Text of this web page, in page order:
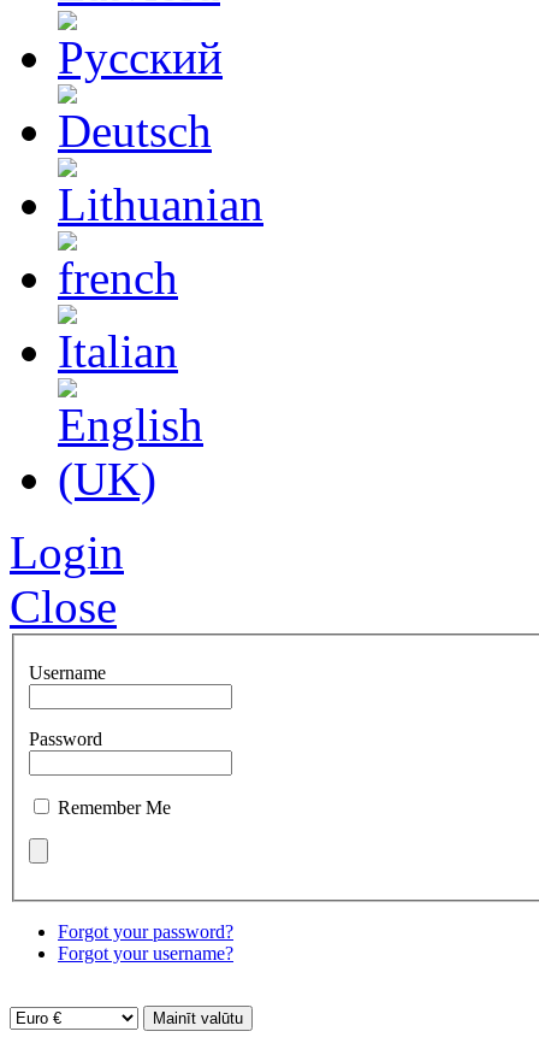
Login
Close
Username
Password
Remember Me
Forgot your password?
Forgot your username?